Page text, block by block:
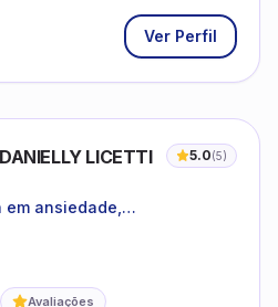
Ver Perfil
LICETTI 5.0(5)
em ansiedade,
Avaliações